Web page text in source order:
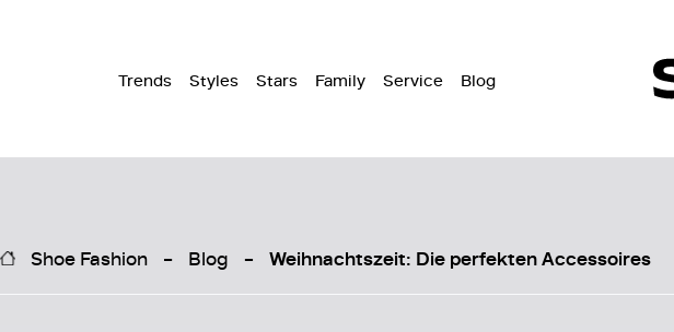
Trends Styles Stars Family Service Blog
Shoe Fashion Blog Weihnachtszeit: Die perfekten Accessoires